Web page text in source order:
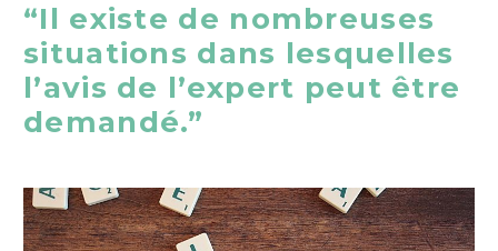
“Il existe de nombreuses
situations dans lesquelles
l’avis de l’expert peut être
demandé.”